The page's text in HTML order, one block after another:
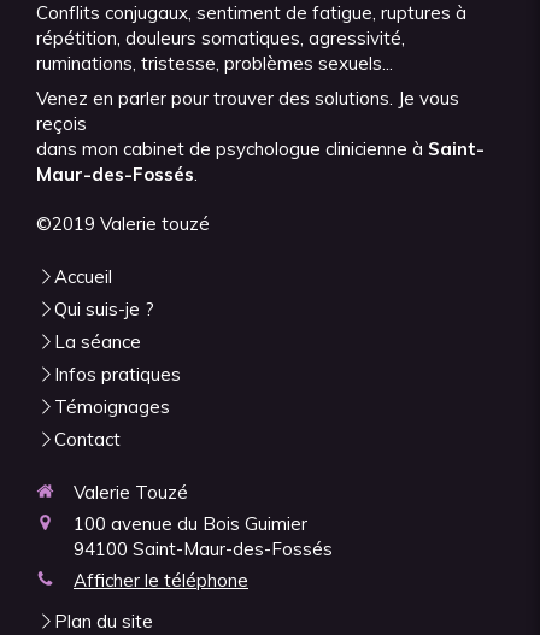
Conflits conjugaux, sentiment de fatigue, ruptures à
répétition, douleurs somatiques, agressivité,
ruminations, tristesse, problèmes sexuels...
Venez en parler pour trouver des solutions. Je vous
reçois
dans mon cabinet de psychologue clinicienne à Saint-
Maur-des-Fossés.
©2019 Valerie touzé
Accueil
Qui suis-je ?
La séance
Infos pratiques
Témoignages
Contact
Valerie Touzé
100 avenue du Bois Guimier
94100 Saint-Maur-des-Fossés
Afficher le téléphone
Plan du site